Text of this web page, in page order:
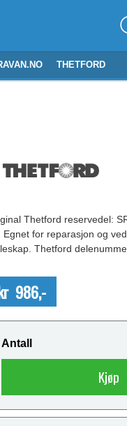
THETFORD
Thetford reservedel:
Egnet for reparasjon og
Thetford
986,-
Antall
Kjøp